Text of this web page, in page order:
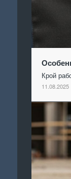
Крой
11.08.2025